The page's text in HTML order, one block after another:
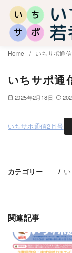
Home いちサポ通信
いちサポ通
2025年2月18日
いちサポ通信2月号
カテゴリー
関連記事